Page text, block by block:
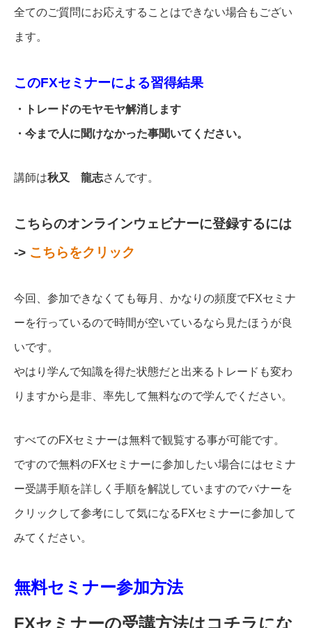
全てのご質問にお応えすることはできない場合もござい
ます。
このFXセミナーによる習得結果
・トレードのモヤモヤ解消します
・今まで人に聞けなかった事聞いてください。
講師は秋又 龍志さんです。
こちらのオンラインウェビナーに登録するには
-> こちらをクリック
今回、参加できなくても毎月、かなりの頻度でFXセミナ
ーを行っているので時間が空いているなら見たほうが良
いです。
やはり学んで知識を得た状態だと出来るトレードも変わ
りますから是非、率先して無料なので学んでください。
すべてのFXセミナーは無料で観覧する事が可能です。
ですので無料のFXセミナーに参加したい場合にはセミナ
ー受講手順を詳しく手順を解説していますのでバナーを
クリックして参考にして気になるFXセミナーに参加して
みてください。
無料セミナー参加方法
FXセミナーの受講方法はコチラにな